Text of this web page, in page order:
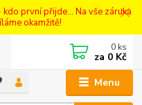
první přijde... Na vše záruka
okamžitě!
Menu
0 ks
za 0 Kč